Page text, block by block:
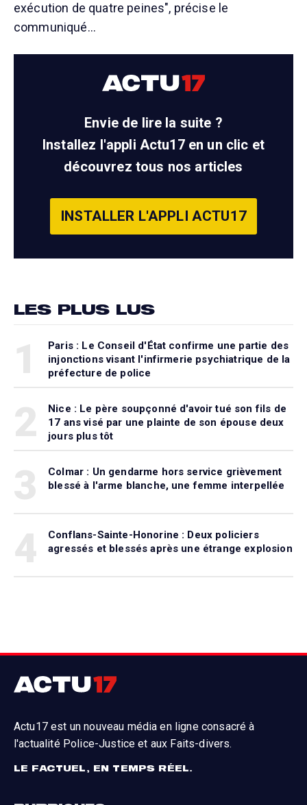
exécution de quatre peines", précise le
communiqué…
Envie de lire la suite ?
Installez l'appli Actu17 en un clic et
découvrez tous nos articles
INSTALLER L'APPLI ACTU17
LES PLUS LUS
Paris : Le Conseil d'État confirme une partie des
injonctions visant l'infirmerie psychiatrique de la
préfecture de police
Nice : Le père soupçonné d'avoir tué son fils de
17 ans visé par une plainte de son épouse deux
jours plus tôt
Colmar : Un gendarme hors service grièvement
blessé à l'arme blanche, une femme interpellée
Conflans-Sainte-Honorine : Deux policiers
agressés et blessés après une étrange explosion
Actu17 est un nouveau média en ligne consacré à
l'actualité Police-Justice et aux Faits-divers.
LE FACTUEL, EN TEMPS RÉEL.